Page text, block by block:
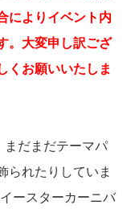
によりイベント内
。大変申し訳ござ
くお願いいたしま
まだまだテーマパ
られたりしていま
ースターカーニバ